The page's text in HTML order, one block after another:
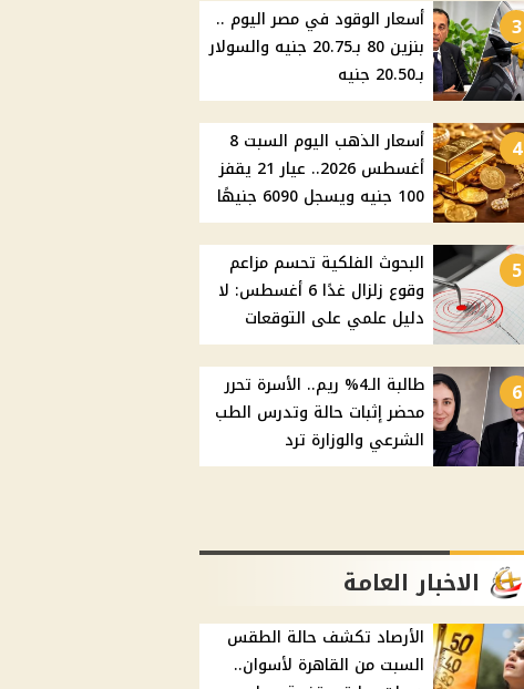
3
أسعار الوقود في مصر اليوم ..
بنزين 80 بـ20.75 جنيه والسولار
بـ20.50 جنيه
4
أسعار الذهب اليوم السبت 8
أغسطس 2026.. عيار 21 يقفز
100 جنيه ويسجل 6090 جنيهًا
5
البحوث الفلكية تحسم مزاعم
وقوع زلزال غدًا 6 أغسطس: لا
دليل علمي على التوقعات
6
طالبة الـ4% ريم.. الأسرة تحرر
محضر إثبات حالة وتدرس الطب
الشرعي والوزارة ترد
الاخبار العامة
الأرصاد تكشف حالة الطقس
السبت من القاهرة لأسوان..